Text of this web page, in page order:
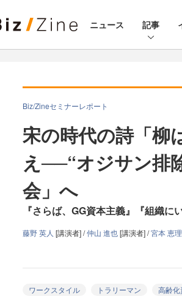
ニュース 記事
Biz/Zineセミナーレポート
宋の時代の詩「柳
え──“オジサン排
会」へ
『さらば、GG資本主義』『組織
藤野 英人 [講演者] /仲山 進也[講演者] /宮本 恵
ワークスタイル トラリーマン 高齢